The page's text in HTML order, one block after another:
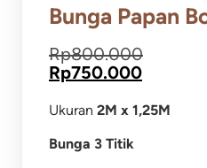
Bunga Papan
Rp800.000
Rp750.000
Ukuran 2M x 1,25M
Bunga 3 Titik